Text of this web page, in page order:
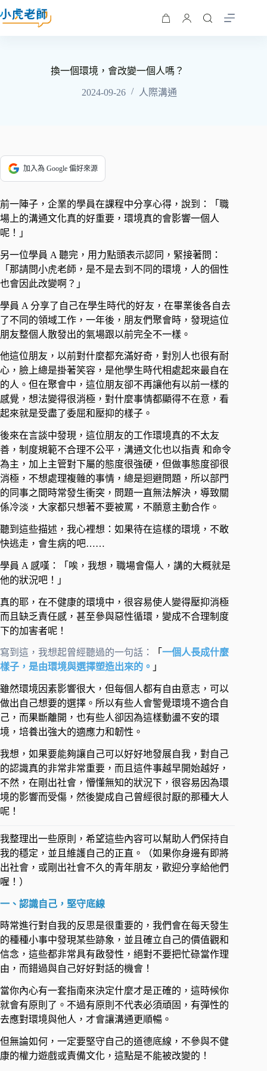
換一個環境，會改變一個人嗎？
2024-09-26 人際溝通
加入為 Google 偏好來源
前一陣子，企業的學員在課程中分享心得，說到：「職
場上的溝通文化真的好重要，環境真的會影響一個人
呢！」 ​
另一位學員 A 聽完，用力點頭表示認同，緊接著問：
「那請問小虎老師，是不是去到不同的環境，人的個性
也會因此改變啊？」 ​
學員 A 分享了自己在學生時代的好友，在畢業後各自去
了不同的領域工作，一年後，朋友們聚會時，發現這位
朋友整個人散發出的氣場跟以前完全不一樣。 ​
他這位朋友，以前對什麼都充滿好奇，對別人也很有耐
心，臉上總是掛著笑容，是他學生時代相處起來最自在
的人。但在聚會中，這位朋友卻不再讓他有以前一樣的
感覺，想法變得很消極，對什麼事情都顯得不在意，看
起來就是受盡了委屈和壓抑的樣子。 ​
後來在言談中發現，這位朋友的工作環境真的不太友
善，制度規範不合理不公平，溝通文化也以指責 和命令
為主，加上主管對下屬的態度很強硬，但做事態度卻很
消極，不想處理複雜的事情，總是迴避問題，所以部門
的同事之間時常發生衝突，問題一直無法解決，導致關
係冷淡，大家都只想著不要被罵，不願意主動合作。 ​
聽到這些描述，我心裡想：如果待在這樣的環境，不敢
快逃走，會生病的吧…… ​
學員 A 感嘆：「唉，我想，職場會傷人，講的大概就是
他的狀況吧！」 ​
真的耶，在不健康的環境中，很容易使人變得壓抑消極
而且缺乏責任感，甚至參與惡性循環，變成不合理制度
下的加害者呢！ ​
寫到這，我想起曾經聽過的一句話： 「 一個人長成什麼
樣子，是由環境與選擇塑造出來的。 」
雖然環境因素影響很大，但每個人都有自由意志，可以
做出自己想要的選擇。所以有些人會警覺環境不適合自
己，而果斷離開，也有些人卻因為這樣動盪不安的環
境，培養出強大的適應力和韌性。 ​
我想，如果要能夠讓自己可以好好地發展自我，對自己
的認識真的非常非常重要，而且這件事越早開始越好，
不然，在剛出社會，懵懂無知的狀況下，很容易因為環
境的影響而受傷，然後變成自己曾經很討厭的那種大人
呢！
​我整理出一些原則，希望這些內容可以幫助人們保持自
我的穩定，並且維護自己的正直。（如果你身邊有即將
出社會，或剛出社會不久的青年朋友，歡迎分享給他們
喔！） ​
一、認識自己，堅守底線 ​
時常進行對自我的反思是很重要的，我們會在每天發生
的種種小事中發現某些跡象，並且確立自己的價值觀和
信念，這些都非常具有啟發性，絕對不要把忙碌當作理
由，而錯過與自己好好對話的機會！ ​
當你內心有一套指南來決定什麼才是正確的，這時候你
就會有原則了。不過有原則不代表必須頑固，有彈性的
去應對環境與他人，才會讓溝通更順暢。 ​
但無論如何，一定要堅守自己的道德底線，不參與不健
康的權力遊戲或責備文化，這點是不能被改變的！ ​